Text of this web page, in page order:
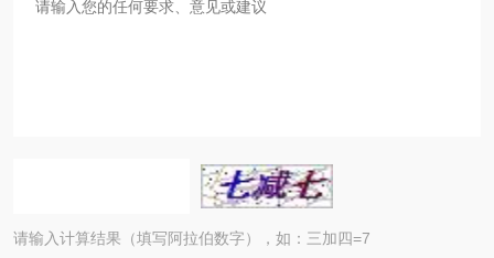
请输入计算结果（填写阿拉伯数字），如：三加四=7